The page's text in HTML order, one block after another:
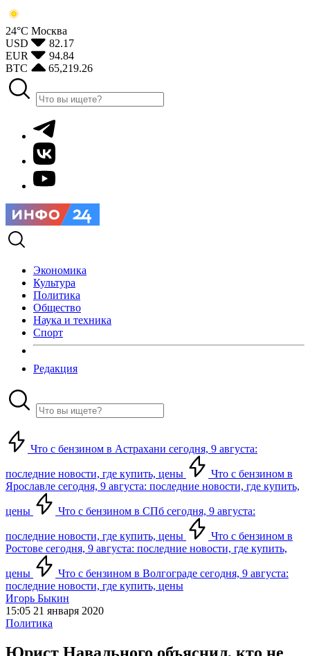
24°С Москва
USD
82.17
EUR
94.84
BTC
65,219.26
Экономика
Культура
Политика
Общество
Наука и техника
Спорт
Редакция
Что с бензином в Астрахани сегодня, 9 августа:
последние новости, где купить, цены
Что с бензином в
Ярославле сегодня, 9 августа: последние новости, где купить,
цены Что с бензином в СПб сегодня, 9 августа:
последние новости, где купить, цены
Что с бензином в
Ростове сегодня, 9 августа: последние новости, где купить,
цены
Что с бензином в Волгограде сегодня, 9 августа:
последние новости, где купить, цены
Игорь Быкин
15:05 21 января 2020
Политика